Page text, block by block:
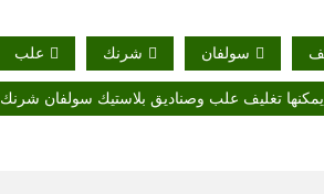
سولفان شرنك علب
تغليف علب وصناديق بلاستيك سولفان شرنك